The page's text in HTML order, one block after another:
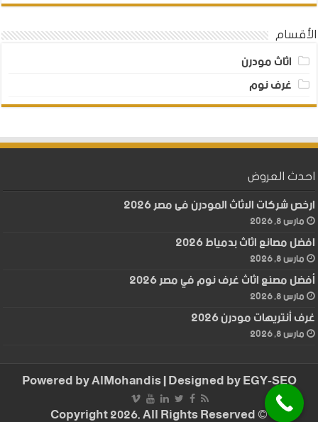
الأقسام
اثاث مودرن
غرف نوم
احدث العروض
ارخص شركات الاثاث المودرن فى مصر 2026
مارس 8, 2026
افضل مصانع اثاث بدمياط 2026
مارس 8, 2026
أفضل مصنع اثاث غرف نوم في مصر 2026
مارس 8, 2026
غرف أنتريهات مودرن 2026
مارس 8, 2026
Powered byAlMohandis| Designed byEGY-SEO
© Copyright 2026, All Rights Reserved